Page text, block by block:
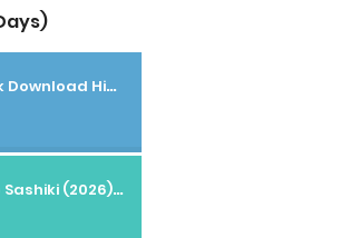
Seluruh Link Download High And Low Subtitle Indonesia
Ichijigen no Sashiki (2026) - 01 Subtitle Indonesia